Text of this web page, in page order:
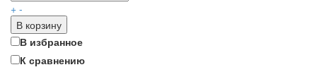
+ -
В корзину
В избранное
К сравнению